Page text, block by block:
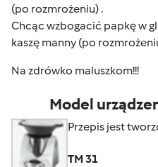
(po rozmrożeniu) .
Chcąc wzbogacić papkę w
kaszę manny (po
Na zdrówko maluszkom!!!
Model
Przepis jest
TM 31